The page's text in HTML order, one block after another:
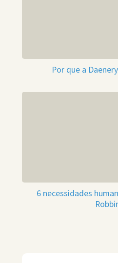
Por que a
6 necessidades